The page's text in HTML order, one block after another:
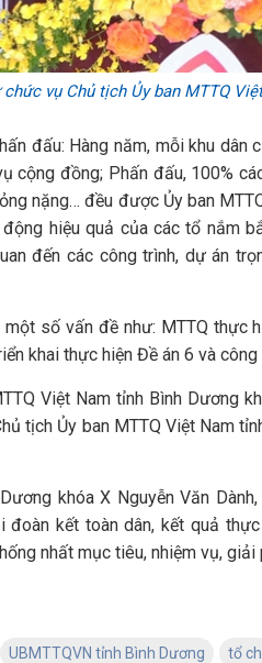
vụ Chủ tịch Ủy ban MTTQ
đấu: Hàng năm, mỗi khu
cộng đồng; Phấn đấu, 100%
nặng… đều được Ủy ban
hiệu quả của các tổ nắm
đến các công trình, dự án
số vấn đề như: MTTQ thực
khai thực hiện Đề án 6 và
Việt Nam tỉnh Bình Dương
tịch Ủy ban MTTQ Việt Nam
khóa X Nguyễn Văn
kết toàn dân, kết quả
nhất mục tiêu, nhiệm vụ,
UBMTTQVN tỉnh Bình Dương tổ